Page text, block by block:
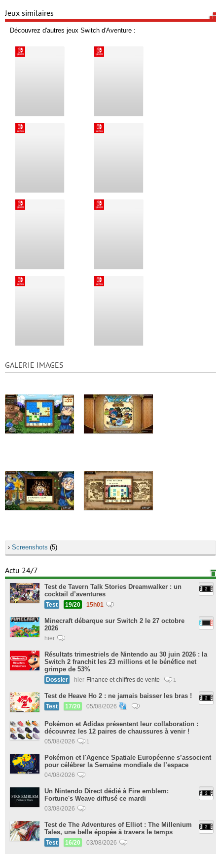
Jeux similaires
Découvrez d'autres jeux Switch d'Aventure :
GALERIE IMAGES
› Screenshots (5)
Actu 24/7
Test de Tavern Talk Stories Dreamwalker : un
cocktail d’aventures
Test 19/20 15h01
Minecraft débarque sur Switch 2 le 27 octobre
2026
hier
Résultats trimestriels de Nintendo au 30 juin 2026 : la
Switch 2 franchit les 23 millions et le bénéfice net
grimpe de 53%
Dossier hier Finance et chiffres de vente 1
Test de Heave Ho 2 : ne jamais baisser les bras !
Test 17/20 05/08/2026
Pokémon et Adidas présentent leur collaboration :
découvrez les 12 paires de chaussures à venir !
05/08/2026 1
Pokémon et l'Agence Spatiale Européenne s’associent
pour célébrer la Semaine mondiale de l’espace
04/08/2026
Un Nintendo Direct dédié à Fire emblem:
Fortune's Weave diffusé ce mardi
03/08/2026
Test de The Adventures of Elliot : The Millenium
Tales, une belle épopée à travers le temps
Test 16/20 03/08/2026